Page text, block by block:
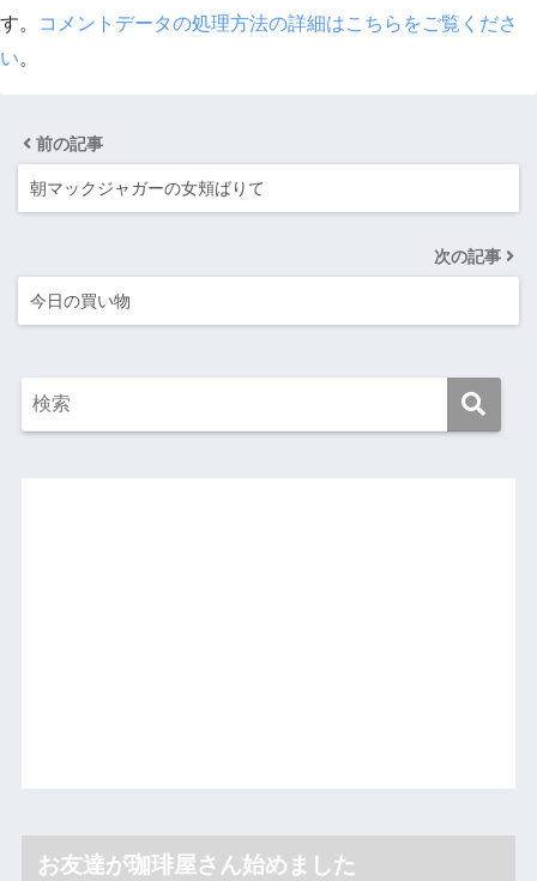
す。
コメントデータの処理方法の詳細はこちらをご覧くださ
い。
前の記事
朝マックジャガーの女頬ばりて
次の記事
今日の買い物
お友達が珈琲屋さん始めました